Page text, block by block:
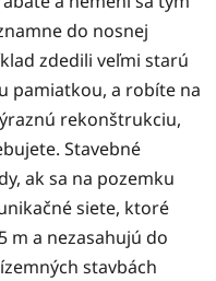
do nosnej
zdedili veľmi starú
pamiatkou, a robíte na
rekonštrukciu,
Stavebné
ak sa na pozemku
siete, ktoré
m a nezasahujú do
stavbách